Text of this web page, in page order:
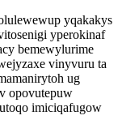
yqakakys
yperokinaf
bemewylurime
vinyvuru ta
ug
opovutepuw
imiciqafugow